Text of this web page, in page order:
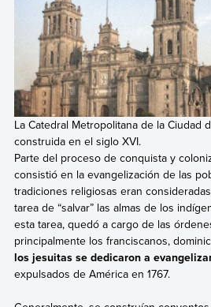
La Catedral Metropolitana de la Ciudad
construida en el siglo XVI.
Parte del proceso de conquista y
consistió en la evangelización de las
tradiciones religiosas eran
tarea de “salvar” las almas de los
esta tarea, quedó a cargo de las
principalmente los franciscanos,
los jesuitas se dedicaron a
expulsados de América en 1767.